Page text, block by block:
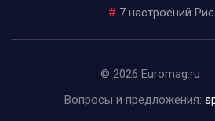
# 7 настроений
© 2026 Euromag.ru
Вопросы и предложения: